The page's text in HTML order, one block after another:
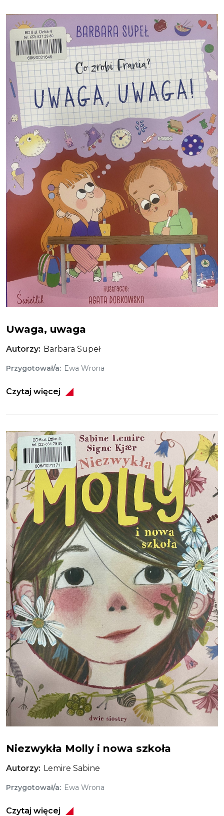
Obraz
Uwaga, uwaga
Autorzy Barbara Supeł
Przygotował/a Ewa Wrona
Czytaj więcej
Obraz
Niezwykła Molly i nowa szkoła
Autorzy Lemire Sabine
Przygotował/a Ewa Wrona
Czytaj więcej